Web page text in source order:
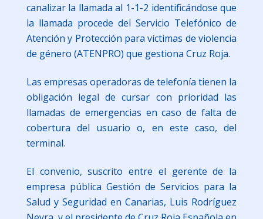
canalizar la llamada al 1-1-2 identificándose que
la llamada procede del Servicio Telefónico de
Atención y Protección para víctimas de violencia
de género (ATENPRO) que gestiona Cruz Roja.
Las empresas operadoras de telefonía tienen la
obligación legal de cursar con prioridad las
llamadas de emergencias en caso de falta de
cobertura del usuario o, en este caso, del
terminal.
El convenio, suscrito entre el gerente de la
empresa pública Gestión de Servicios para la
Salud y Seguridad en Canarias, Luis Rodríguez